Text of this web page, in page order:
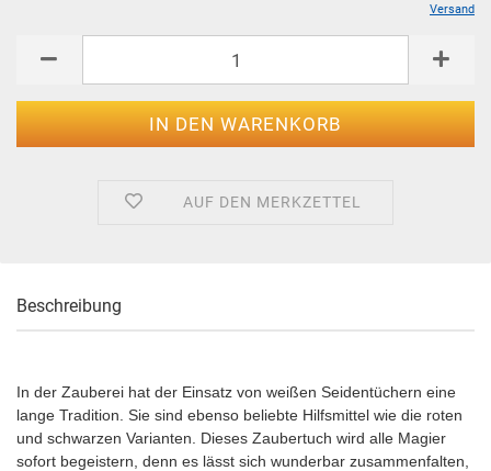
Versand
AUF DEN MERKZETTEL
Beschreibung
In der Zauberei hat der Einsatz von weißen Seidentüchern eine
lange Tradition. Sie sind ebenso beliebte Hilfsmittel wie die roten
und schwarzen Varianten. Dieses Zaubertuch wird alle Magier
sofort begeistern, denn es lässt sich wunderbar zusammenfalten,